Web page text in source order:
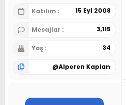
Katılım
15 Eyl 2008
Mesajlar 3,115
Yaş 34
@Alperen Kaplan